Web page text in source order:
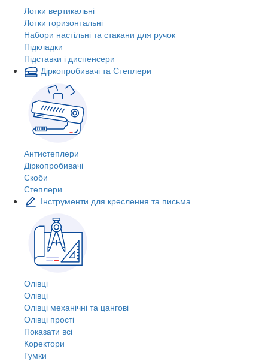
Лотки вертикальні
Лотки горизонтальні
Набори настільні та стакани для ручок
Підкладки
Підставки і диспенсери
Діркопробивачі та Степлери
Антистеплери
Діркопробивачі
Скоби
Степлери
Інструменти для креслення та письма
Олівці
Олівці
Олівці механічні та цангові
Олівці прості
Показати всі
Коректори
Гумки